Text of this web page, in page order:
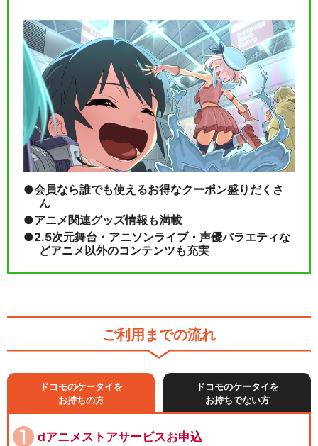
会員なら誰でも使えるお得なクーポン盛りだくさ
ん
アニメ関連グッズ情報も満載
2.5次元舞台・アニソンライブ・声優バラエティな
どアニメ以外のコンテンツも充実
ご利用までの流れ
ドコモのケータイを
お持ちの方
ドコモのケータイを
お持ちでない方
dアニメストアサービスお申込